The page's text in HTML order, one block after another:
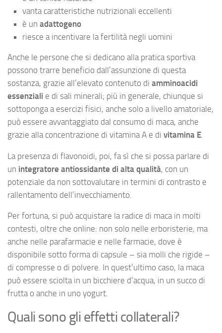
vanta caratteristiche nutrizionali eccellenti
è un adattogeno
riesce a incentivare la fertilità negli uomini
Anche le persone che si dedicano alla pratica sportiva
possono trarre beneficio dall’assunzione di questa
sostanza, grazie all’elevato contenuto di amminoacidi
essenziali e di sali minerali; più in generale, chiunque si
sottoponga a esercizi fisici, anche solo a livello amatoriale,
può essere avvantaggiato dal consumo di maca, anche
grazie alla concentrazione di vitamina A e di vitamina E
La presenza di flavonoidi, poi, fa sì che si possa parlare di
un integratore antiossidante di alta qualità, con un
potenziale da non sottovalutare in termini di contrasto e
rallentamento dell’invecchiamento.
Per fortuna, si può acquistare la radice di maca in molti
contesti, oltre che online: non solo nelle erboristerie, ma
anche nelle parafarmacie e nelle farmacie, dove è
disponibile sotto forma di capsule – sia molli che rigide –
di compresse o di polvere. In quest’ultimo caso, la maca
può essere sciolta in un bicchiere d’acqua, in un succo di
frutta o anche in uno yogurt.
Quali sono gli effetti collaterali?